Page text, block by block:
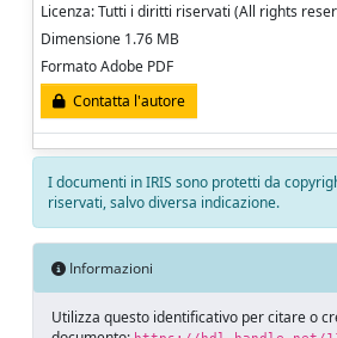
Licenza: Tutti i diritti riservati (All rights
Dimensione 1.76 MB
Formato Adobe PDF
Contatta l'autore
I documenti in IRIS sono protetti da
riservati, salvo diversa indicazione.
Informazioni
Utilizza questo identificativo per citare o